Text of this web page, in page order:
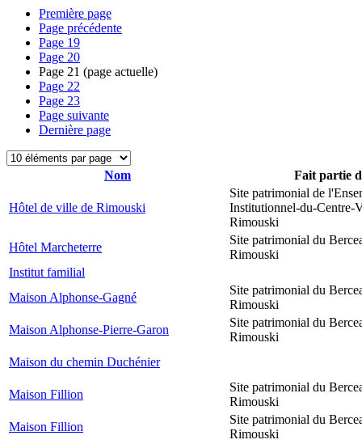
Première page
Page précédente
Page 19
Page 20
Page 21 (page actuelle)
Page 22
Page 23
Page suivante
Dernière page
Nom Fait partie
Hôtel de ville de Rimouski
Site patrimonial de
Institutionnel-du-Centre-
Rimouski
Hôtel Marcheterre
Site patrimonial du
Rimouski
Institut familial
Maison Alphonse-Gagné
Site patrimonial du
Rimouski
Maison Alphonse-Pierre-Garon
Site patrimonial du
Rimouski
Maison du chemin Duchénier
Maison Fillion
Site patrimonial du
Rimouski
Maison Fillion
Site patrimonial du
Rimouski